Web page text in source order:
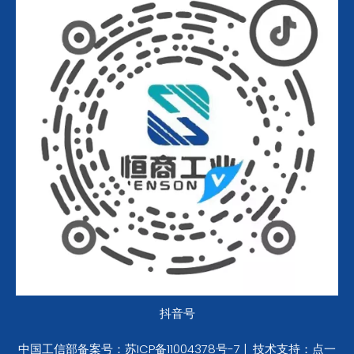
抖音号
中国工信部备案号： 苏ICP备11004378号-7 | 技术支持： 点一